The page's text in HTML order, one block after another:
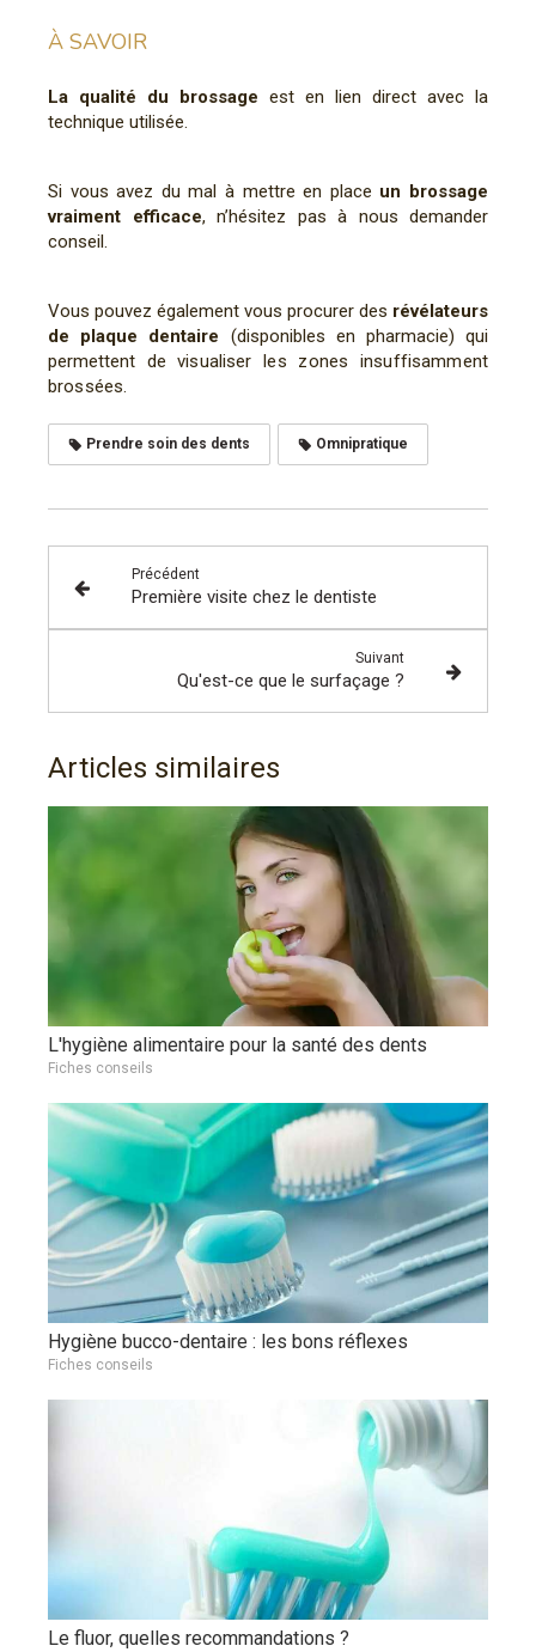
À SAVOIR
La qualité du brossage est en lien direct avec la
technique utilisée.
Si vous avez du mal à mettre en place un brossage
vraiment efficace, n’hésitez pas à nous demander
conseil.
Vous pouvez également vous procurer des révélateurs
de plaque dentaire (disponibles en pharmacie) qui
permettent devisualiser les zones insuffisamment
brossées.
Prendre soin des dents Omnipratique
Précédent
Première visite chez le dentiste
Suivant
Qu'est-ce que le surfaçage ?
Articles similaires
L'hygiène alimentaire pour la santé des dents
Fiches conseils
Hygiène bucco-dentaire : les bons réflexes
Fiches conseils
Le fluor, quelles recommandations ?